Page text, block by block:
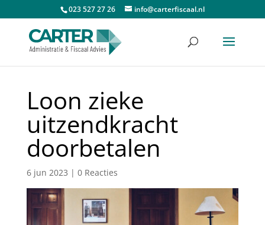
023 527 27 26 info@carterfiscaal.nl
Loon zieke
uitzendkracht
doorbetalen
6 jun 2023 | 0 Reacties